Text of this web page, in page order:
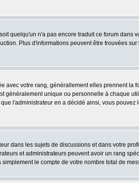
quelqu'un n'a pas encore traduit ce forum dans
Plus d'informations peuvent être trouvées
avec votre rang, générallement elles prennent
unique ou personnelle à chaque
l'administrateur en a décidé ainsi, vous
dans les sujets de discussions et dans votre
et administrateurs peuvent avoir un rang
le compte de votre nombre total de